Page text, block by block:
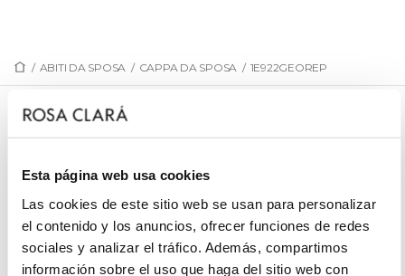
Esta página web usa cookies
Las cookies de este sitio web se usan para personalizar
el contenido y los anuncios, ofrecer funciones de redes
sociales y analizar el tráfico. Además, compartimos
información sobre el uso que haga del sitio web con
/ ABITI DA SPOSA / CAPPA DA SPOSA / 1E922GEOREP
1E922GEOREP
PRENOTA UN APPUNTAMENTO